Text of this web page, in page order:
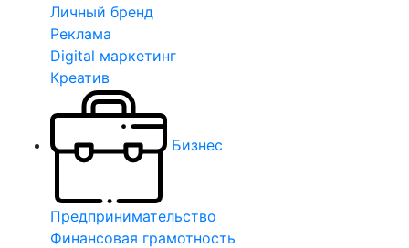
Личный бренд
Реклама
Digital маркетинг
Креатив
Бизнес
Предпринимательство
Финансовая грамотность